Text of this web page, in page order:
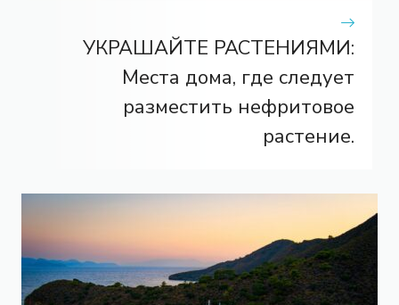
УКРАШАЙТЕ РАСТЕНИЯМИ:
Места дома, где следует
разместить нефритовое
растение.